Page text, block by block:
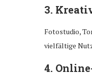
3.
Fotostudio,
vielfältige
4.